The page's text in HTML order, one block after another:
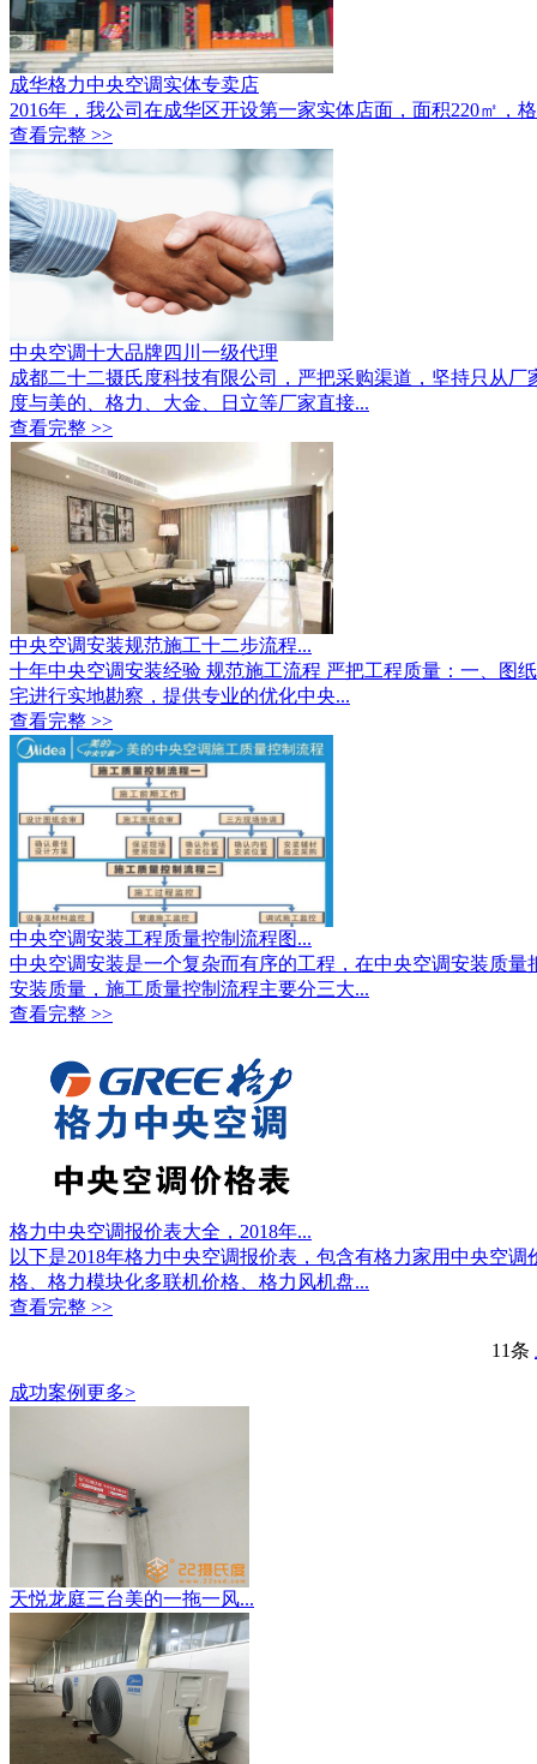
成华格力中央空调实体专卖店
2016年，我公司在成华区开设第一家实体店面，面积220㎡，
查看完整 >>
中央空调十大品牌四川一级代理
成都二十二摄氏度科技有限公司，严把采购渠道，坚持只从
度与美的、格力、大金、日立等厂家直接...
查看完整 >>
中央空调安装规范施工十二步流程...
十年中央空调安装经验 规范施工流程 严把工程质量：一、图
宅进行实地勘察，提供专业的优化中央...
查看完整 >>
中央空调安装工程质量控制流程图...
中央空调安装是一个复杂而有序的工程，在中央空调安装质
安装质量，施工质量控制流程主要分三大...
查看完整 >>
格力中央空调报价表大全，2018年...
以下是2018年格力中央空调报价表，包含有格力家用中央空
格、格力模块化多联机价格、格力风机盘...
查看完整 >>
11条
成功案例更多>
天悦龙庭三台美的一拖一风...